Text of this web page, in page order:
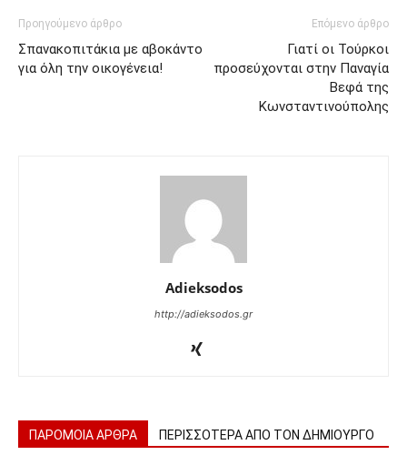
Προηγούμενο άρθρο
Σπανακοπιτάκια με αβοκάντο
για όλη την οικογένεια!
Επόμενο άρθρο
Γιατί οι Τούρκοι
προσεύχονται στην Παναγία
Βεφά της
Κωνσταντινούπολης
Adieksodos
http://adieksodos.gr
ΠΑΡΟΜΟΙΑ ΑΡΘΡΑ ΠΕΡΙΣΣΟΤΕΡΑ ΑΠΟ ΤΟΝ ΔΗΜΙΟΥΡΓΟ